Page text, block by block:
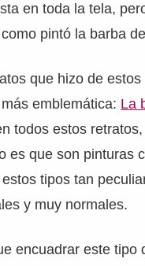
en toda la tela,
pintó la barba
que hizo de
emblemática: La
todos estos
es que son pinturas
tipos tan
y muy normales.
encuadrar este tipo